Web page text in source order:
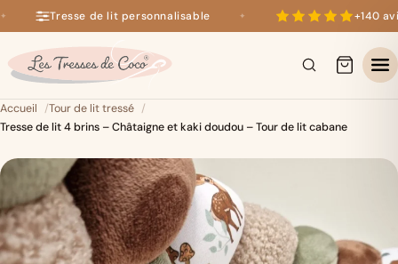
+140 avis 5 étoiles sur Google
Tresse de lit personnalisable +140
Accueil
Tour de lit tressé
Tresse de lit 4 brins – Châtaigne et kaki doudou – Tour de lit cabane